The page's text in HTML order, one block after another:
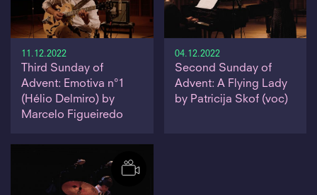
11.12.2022
Third Sunday of
Advent: Emotiva n°1
(Hélio Delmiro) by
Marcelo Figueiredo
04.12.2022
Second Sunday of
Advent: A Flying Lady
by Patricija Skof (voc)